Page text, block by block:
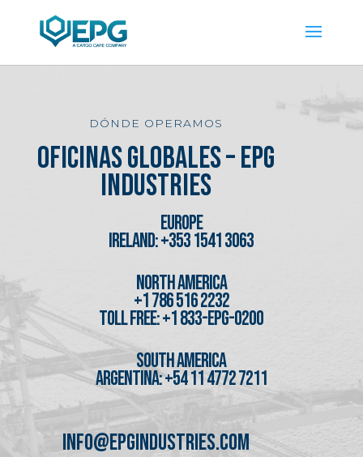
DÓNDE OPERAMOS
OFICINAS GLOBALES – EPG
INDUSTRIES
EUROPE
ireland: +353 1541 3063
NORTH AMERICA
+1 786 516 2232
TOLL FREE: +1 833-EPG-0200
SOUTH AMERICA
ARGENTINA: +54 11 4772 7211
INFO@EPGINDUSTRIES.COM